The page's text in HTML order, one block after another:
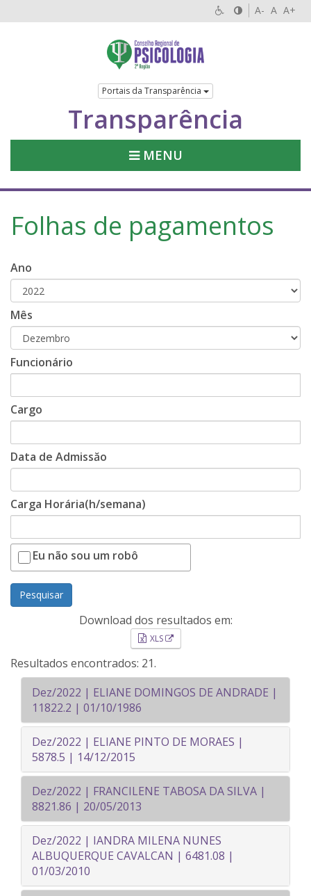
A- A A+
Portais da Transparência
Transparência
MENU
Folhas de pagamentos
Ano
Mês
Funcionário
Cargo
Data de Admissăo
Carga Horária(h/semana)
Eu não sou um robô
Pesquisar
Download dos resultados em:
XLS Esse link abrirá em uma nova
Resultados encontrados: 21.
Dez/2022 | ELIANE DOMINGOS DE ANDRADE |
11822.2 | 01/10/1986
Dez/2022 | ELIANE PINTO DE MORAES |
5878.5 | 14/12/2015
Dez/2022 | FRANCILENE TABOSA DA SILVA |
8821.86 | 20/05/2013
Dez/2022 | IANDRA MILENA NUNES
ALBUQUERQUE CAVALCAN | 6481.08 |
01/03/2010